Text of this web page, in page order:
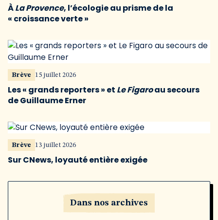
ÀLa Provence, l’écologie au prisme de la
« croissance verte »
Brève 15 juillet 2026
Les « grands reporters » et Le Figaroau secours
de Guillaume Erner
Brève 13 juillet 2026
Sur CNews, loyauté entière exigée
Dans nos archives